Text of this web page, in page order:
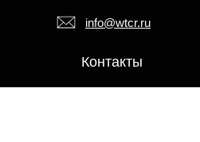
info@wtcr.ru
Контакты